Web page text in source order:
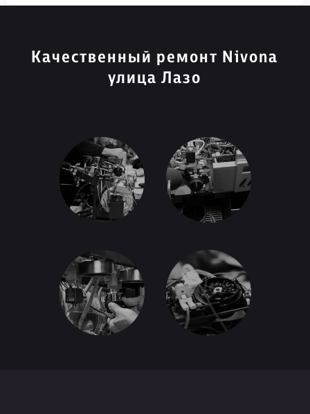
Качественный ремонт Nivona
улица Лазо